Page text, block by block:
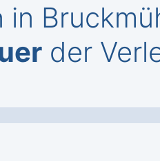
in
der